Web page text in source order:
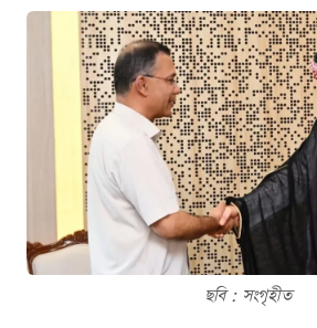
ছবি : সংগৃহীত